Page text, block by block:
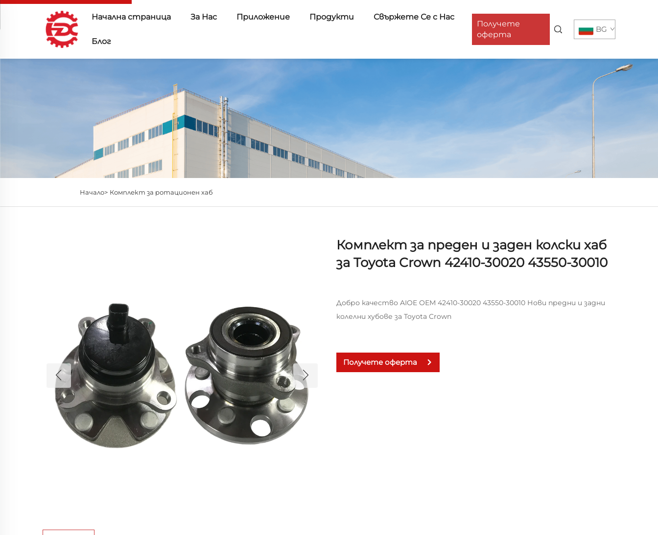
Начална страница За Нас Приложение Продукти Свържете Се с Нас
Блог
Получете
оферта
BG
Начало> Комплект за ротационен хаб
Комплект за преден и заден колски хаб
за Toyota Crown 42410-30020 43550-30010
Добро качество AIOE ОЕМ 42410-30020 43550-30010 Нови предни и задни
колелни хубове за Toyota Crown
Получете оферта